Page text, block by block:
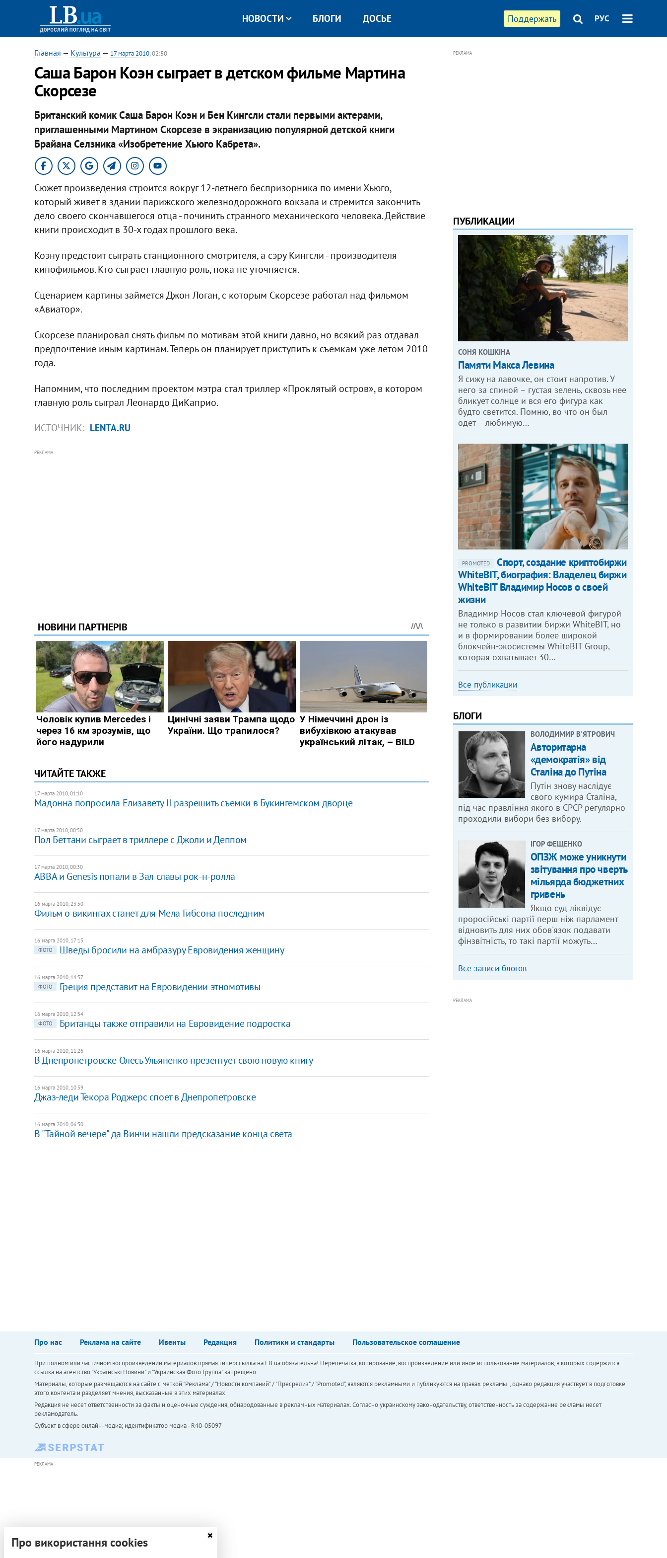
Поддержать РУС
НОВОСТИ БЛОГИ ДОСЬЕ
Главная — Культура — 17 марта 2010, 02:50
Саша Барон Коэн сыграет в детском фильме Мартина
Скорсезе
Британский комик Саша Барон Коэн и Бен Кингсли стали первыми актерами,
приглашенными Мартином Скорсезе в экранизацию популярной детской книги
Брайана Селзника «Изобретение Хьюго Кабрета».
Сюжет произведения строится вокруг 12-летнего беспризорника по имени Хьюго,
который живет в здании парижского железнодорожного вокзала и стремится закончить
дело своего скончавшегося отца - починить странного механического человека. Действие
книги происходит в 30-х годах прошлого века.
Коэну предстоит сыграть станционного смотрителя, а сэру Кингсли - производителя
кинофильмов. Кто сыграет главную роль, пока не уточняется.
Сценарием картины займется Джон Логан, с которым Скорсезе работал над фильмом
«Авиатор».
Скорсезе планировал снять фильм по мотивам этой книги давно, но всякий раз отдавал
предпочтение иным картинам. Теперь он планирует приступить к съемкам уже летом 2010
года.
Напомним, что последним проектом мэтра стал триллер «Проклятый остров», в котором
главную роль сыграл Леонардо ДиКаприо.
ИСТОЧНИК: LENTA.RU
РЕКЛАМА
ЧИТАЙТЕ ТАКЖЕ
17 марта 2010, 01:10
Мадонна попросила Елизавету II разрешить съемки в Букингемском дворце
17 марта 2010, 00:50
Пол Беттани сыграет в триллере с Джоли и Деппом
17 марта 2010, 00:30
ABBA и Genesis попали в Зал славы рок-н-ролла
16 марта 2010, 23:50
Фильм о викингах станет для Мела Гибсона последним
16 марта 2010, 17:15
ФОТО
Шведы бросили на амбразуру Евровидения женщину
16 марта 2010, 14:57
ФОТО
Греция представит на Евровидении этномотивы
16 марта 2010, 12:54
ФОТО
Британцы также отправили на Евровидение подростка
16 марта 2010, 11:26
В Днепропетровске Олесь Ульяненко презентует свою новую книгу
16 марта 2010, 10:59
Джаз-леди Текора Роджерс споет в Днепропетровске
16 марта 2010, 06:30
В "Тайной вечере" да Винчи нашли предсказание конца света
РЕКЛАМА
ПУБЛИКАЦИИ
СОНЯ КОШКІНА
Памяти Макса Левина
Я сижу на лавочке, он стоит напротив. У
него за спиной – густая зелень, сквозь нее
бликует солнце и вся его фигура как
будто светится. Помню, во что он был
одет – любимую…
PROMOTED
Спорт, создание криптобиржи
WhiteBIT, биография: Владелец биржи
WhiteBIT Владимир Носов о своей
жизни
Владимир Носов стал ключевой фигурой
не только в развитии биржи WhiteBIT, но
и в формировании более широкой
блокчейн-экосистемы WhiteBIT Group,
которая охватывает 30…
Все публикации
БЛОГИ
ВОЛОДИМИР В'ЯТРОВИЧ
Авторитарна
«демократія» від
Сталіна до Путіна
Путін знову наслідує
свого кумира Сталіна,
під час правління якого в СРСР регулярно
проходили вибори без вибору.
ІГОР ФЕЩЕНКО
ОПЗЖ може уникнути
звітування про чверть
мільярда бюджетних
гривень
Якщо суд ліквідує
проросійські партії перш ніж парламент
відновить для них обов'язок подавати
фінзвітність, то такі партії можуть…
Все записи блогов
РЕКЛАМА
Про нас Реклама на сайте Ивенты Редакция Политики и стандарты Пользовательское соглашение
При полном или частичном воспроизведении материалов прямая гиперссылка на LB.ua обязательна! Перепечатка, копирование, воспроизведение или иное использование материалов, в которых содержится
ссылка на агентство "Українськi Новини" и "Украинская Фото Группа" запрещено.
Материалы, которые размещаются на сайте с меткой "Реклама" / "Новости компаний" / "Пресрелиз" / "Promoted", являются рекламными и публикуются на правах рекламы. , однако редакция участвует в подготовке
этого контента и разделяет мнения, высказанные в этих материалах.
Редакция не несет ответственности за факты и оценочные суждения, обнародованные в рекламных материалах. Согласно украинскому законодательству, ответственность за содержание рекламы несет
рекламодатель.
Субъект в сфере онлайн-медиа; идентификатор медиа - R40-05097
РЕКЛАМА
Про використання cookies